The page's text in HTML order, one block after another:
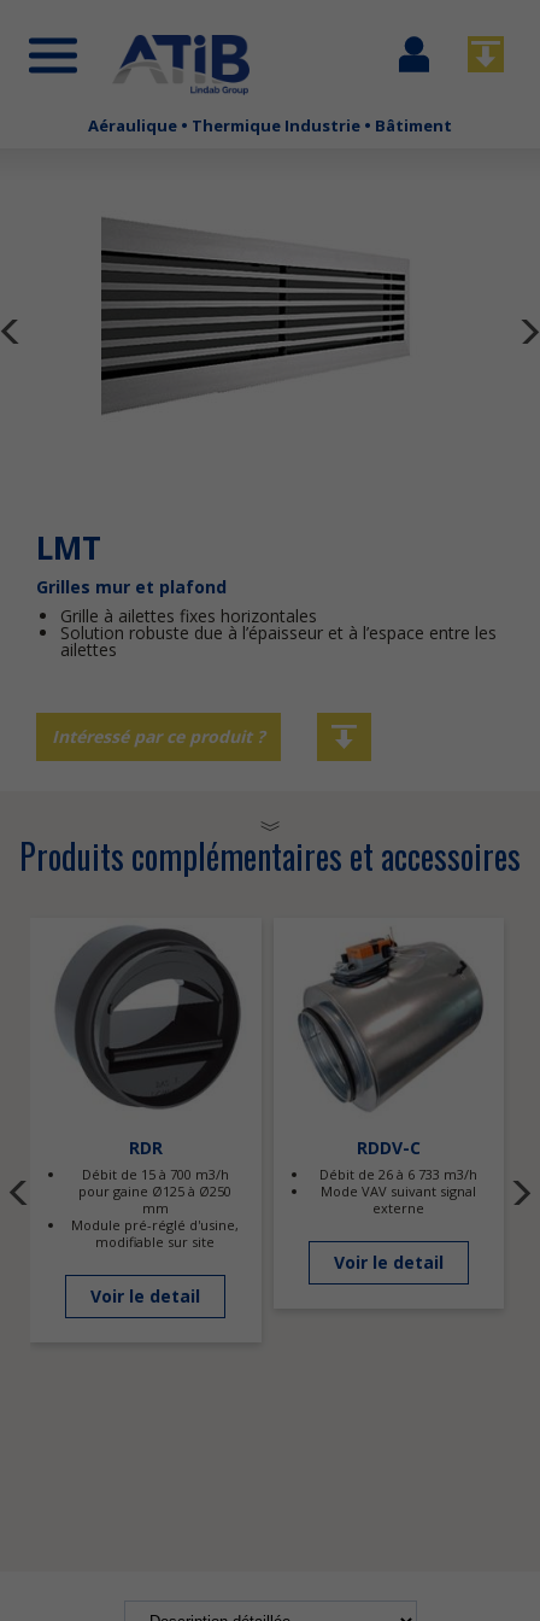
Aéraulique • Thermique Industrie • Bâtiment
LMT
Grilles mur et plafond
Grille à ailettes fixes horizontales
Solution robuste due à l’épaisseur et à l’espace entre les
ailettes
Intéressé par ce produit ?
Produits complémentaires et accessoires
RDR
Débit de 15 à 700 m3/h
pour gaine Ø125 à Ø250
mm
Module pré-réglé d'usine,
modifiable sur site
Voir le detail
RDDV-C
Débit de 26 à 6 733 m3/h
Mode VAV suivant signal
externe
Voir le detail